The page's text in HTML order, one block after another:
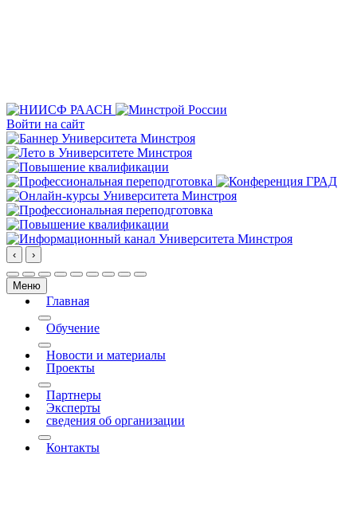
Войти на сайт
‹ ›
Меню
Главная
More about: Главная
Обучение
More about: Обучение
Новости и материалы
Проекты
More about: Проекты
Партнеры
Эксперты
сведения об организации
More about: сведения об организации
Контакты